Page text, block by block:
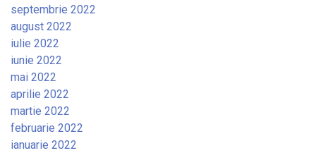
septembrie 2022
august 2022
iulie 2022
iunie 2022
mai 2022
aprilie 2022
martie 2022
februarie 2022
ianuarie 2022